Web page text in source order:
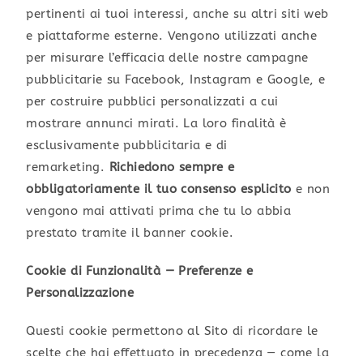
pertinenti ai tuoi interessi, anche su altri siti web
e piattaforme esterne. Vengono utilizzati anche
per misurare l’efficacia delle nostre campagne
pubblicitarie su Facebook, Instagram e Google, e
per costruire pubblici personalizzati a cui
mostrare annunci mirati. La loro finalità è
esclusivamente pubblicitaria e di
remarketing. Richiedono sempre e
obbligatoriamente il tuo consenso esplicito e non
vengono mai attivati prima che tu lo abbia
prestato tramite il banner cookie.
Cookie di Funzionalità — Preferenze e
Personalizzazione
Questi cookie permettono al Sito di ricordare le
scelte che hai effettuato in precedenza — come la